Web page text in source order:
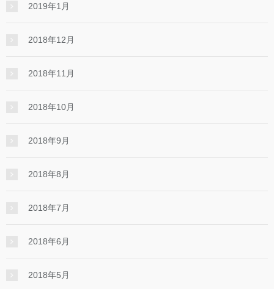
2019年1月
2018年12月
2018年11月
2018年10月
2018年9月
2018年8月
2018年7月
2018年6月
2018年5月